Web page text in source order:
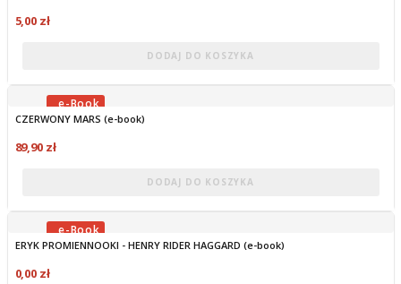
5,00 zł
DODAJ DO KOSZYKA
OBECNIE BRAK NA STANIE
CZERWONY MARS (e-book)
89,90 zł
DODAJ DO KOSZYKA
OBECNIE BRAK NA STANIE
ERYK PROMIENNOOKI - HENRY RIDER HAGGARD (e-book)
0,00 zł